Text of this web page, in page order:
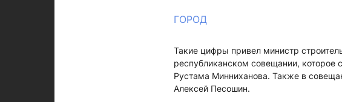
ГОРОД
Такие цифры привел министр
республиканском совещании, которое
Рустама Минниханова. Также в
Алексей Песошин.